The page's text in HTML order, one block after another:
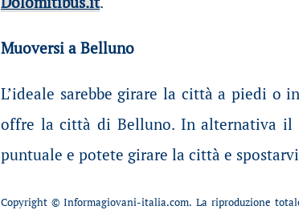
Muoversi a Belluno
L’ideale sarebbe girare la città a piedi o
offre la città di Belluno. In alternativa il
puntuale e potete girare la città e
Copyright © Informagiovani-italia.com. La riproduzione